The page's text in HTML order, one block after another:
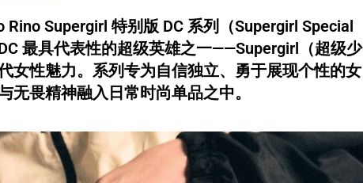
Rino Supergirl 特别版 DC 系列（Supergirl Special
最具代表性的超级英雄之一——Supergirl（超级少
女性魅力。系列专为自信独立、勇于展现个性的女
无畏精神融入日常时尚单品之中。